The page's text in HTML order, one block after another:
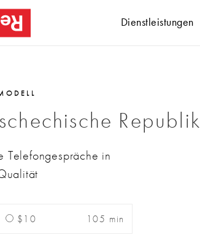
Dienstleistungen
Republik
Telefongespräche in
$10 105 min